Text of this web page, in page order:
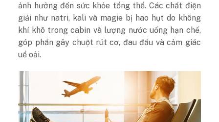
ảnh hưởng đến sức khỏe tổng thể. Các chất điện
giải như natri, kali và magie bị hao hụt do không
khí khô trong cabin và lượng nước uống hạn chế,
góp phần gây chuột rút cơ, đau đầu và cảm giác
uể oải.